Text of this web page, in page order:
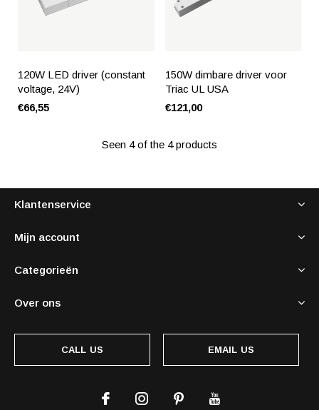
120W LED driver (constant
voltage, 24V)
€66,55
150W dimbare driver voor
Triac UL USA
€121,00
Seen 4 of the 4 products
Klantenservice
Mijn account
Categorieën
Over ons
CALL US EMAIL US